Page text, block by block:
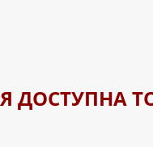
ДОСТУПНА